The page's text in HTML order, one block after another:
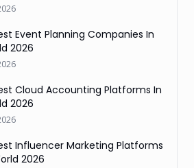
Event Planning Companies In
2026
Cloud Accounting Platforms In
2026
Influencer Marketing Platforms
2026